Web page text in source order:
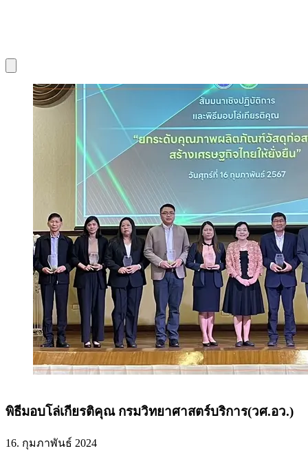
พิธีมอบโล่เกียรติคุณ กรมวิทยาศาสตร์บริการ(วศ.อว.)
16. กุมภาพันธ์ 2024